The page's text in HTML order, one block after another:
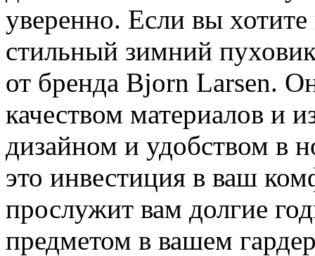
уверенно. Если вы
стильный зимний
от бренда Bjorn Larsen.
качеством материалов и
дизайном и удобством в
это инвестиция в ваш
прослужит вам долгие
предметом в вашем